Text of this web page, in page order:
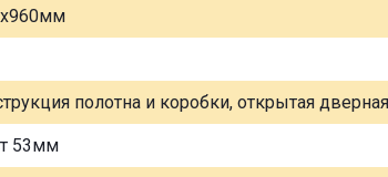
полотна и коробки, открытая
53мм